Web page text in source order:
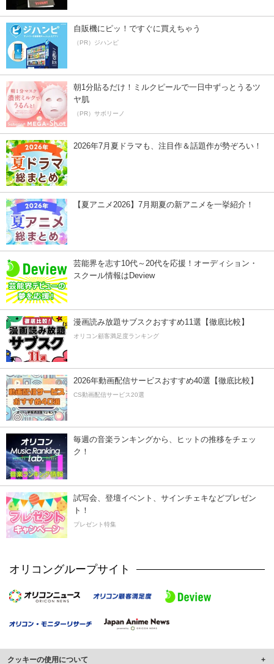
自販機にピッ！ですぐに買えちゃう
（PR）ジハンピ
朝1分貼るだけ！ミルクピールで一日中ずっとうるツ
ヤ肌
（PR）サボリーノ
2026年7月夏ドラマも、注目作＆話題作が勢ぞろい！
【夏アニメ2026】7月期夏の新アニメを一挙紹介！
芸能界を志す10代～20代を応援！オーディション・
スクール情報はDeview
漫画読み放題サブスクおすすめ11選【徹底比較】
オリコン顧客満足度ランキング
2026年動画配信サービスおすすめ40選【徹底比較】
CS動画配信サービス20選
毎週の音楽ランキングから、ヒットの推移をチェッ
ク！
試写会、登壇イベント、サインチェキなどプレゼン
ト！
プレゼント特集
オリコングループサイト
クッキーの使用について